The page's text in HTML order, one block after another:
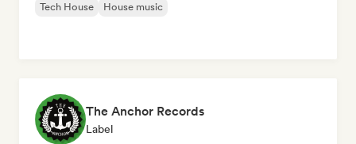
Tech House House music
The Anchor Records
Label